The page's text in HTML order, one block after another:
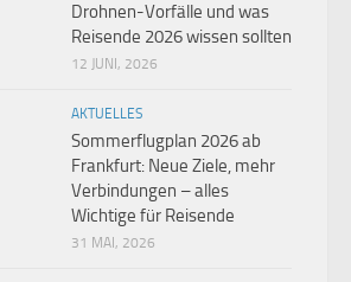
Drohnen-Vorfälle und was
Reisende 2026 wissen sollten
12 JUNI, 2026
AKTUELLES
Sommerflugplan 2026 ab
Frankfurt: Neue Ziele, mehr
Verbindungen – alles
Wichtige für Reisende
31 MAI, 2026